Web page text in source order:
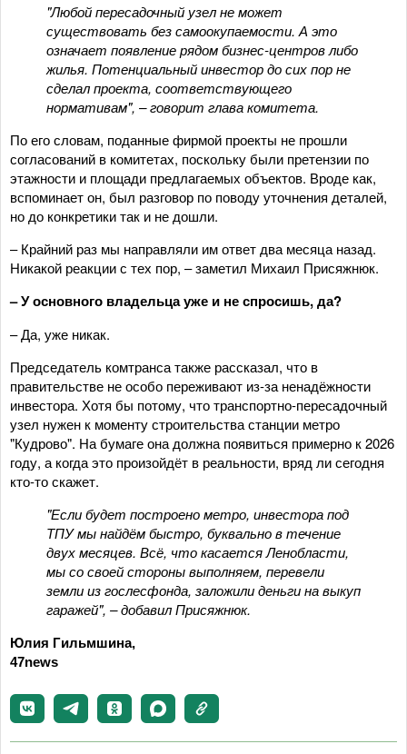
"Любой пересадочный узел не может
существовать без самоокупаемости. А это
означает появление рядом бизнес-центров либо
жилья. Потенциальный инвестор до сих пор не
сделал проекта, соответствующего
нормативам", – говорит глава комитета.
По его словам, поданные фирмой проекты не прошли
согласований в комитетах, поскольку были претензии по
этажности и площади предлагаемых объектов. Вроде как,
вспоминает он, был разговор по поводу уточнения деталей,
но до конкретики так и не дошли.
– Крайний раз мы направляли им ответ два месяца назад.
Никакой реакции с тех пор, – заметил Михаил Присяжнюк.
– У основного владельца уже и не спросишь, да?
– Да, уже никак.
Председатель комтранса также рассказал, что в
правительстве не особо переживают из-за ненадёжности
инвестора. Хотя бы потому, что транспортно-пересадочный
узел нужен к моменту строительства станции метро
"Кудрово". На бумаге она должна появиться примерно к 2026
году, а когда это произойдёт в реальности, вряд ли сегодня
кто-то скажет.
"Если будет построено метро, инвестора под
ТПУ мы найдём быстро, буквально в течение
двух месяцев. Всё, что касается Ленобласти,
мы со своей стороны выполняем, перевели
земли из гослесфонда, заложили деньги на выкуп
гаражей", – добавил Присяжнюк.
Юлия Гильмшина,
47news